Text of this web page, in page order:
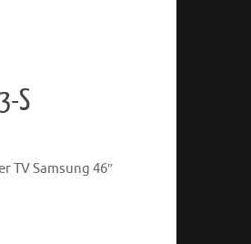
S
TV Samsung 46″